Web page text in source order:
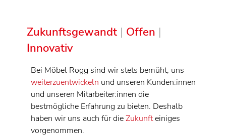
Zukunftsgewandt | Offen |
Innovativ
Bei Möbel Rogg sind wir stets bemüht, uns
weiterzuentwickeln und unseren Kunden:innen
und unseren Mitarbeiter:innen die
bestmögliche Erfahrung zu bieten. Deshalb
haben wir uns auch für dieZukunfteiniges
vorgenommen.